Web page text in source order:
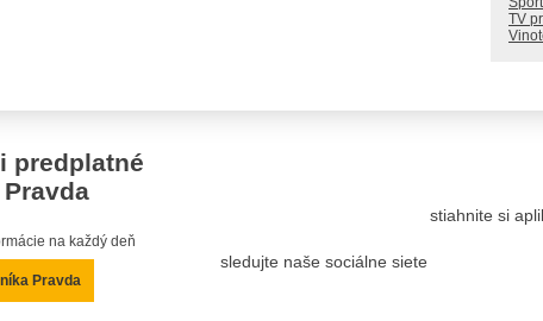
TV
predplatné
na každý deň
Pravda
sledujte naše sociálne siete
stiahnite si